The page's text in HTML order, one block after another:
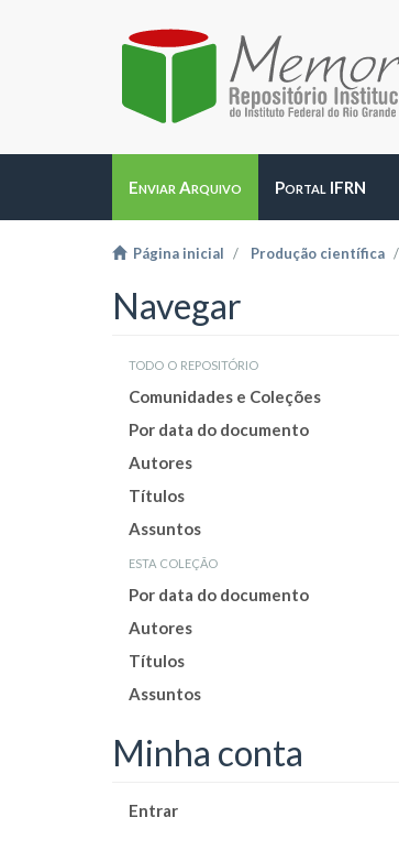
Enviar Arquivo Portal IFRN
Página inicial Produção científica
Navegar
todo o repositório
Comunidades e Coleções
Por data do documento
Autores
Títulos
Assuntos
esta coleção
Por data do documento
Autores
Títulos
Assuntos
Minha conta
Entrar